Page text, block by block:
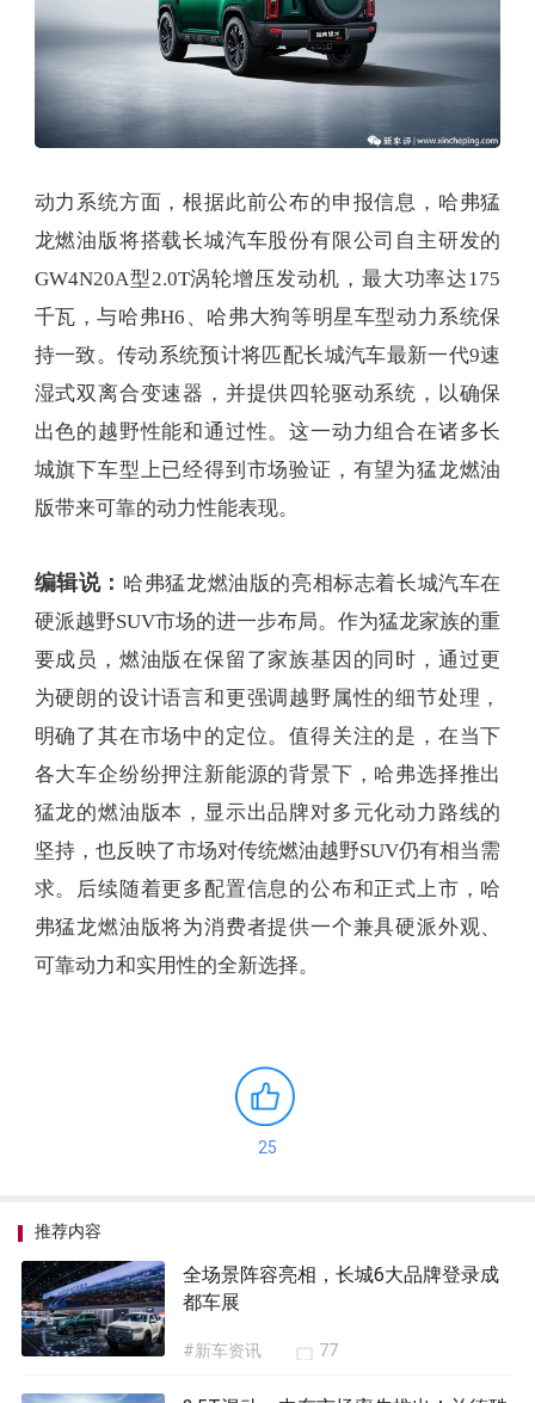
动力系统方面，根据此前公布的申报信息，哈弗猛
龙燃油版将搭载长城汽车股份有限公司自主研发的
GW4N20A型2.0T涡轮增压发动机，最大功率达175
千瓦，与哈弗H6、哈弗大狗等明星车型动力系统保
持一致。传动系统预计将匹配长城汽车最新一代9速
湿式双离合变速器，并提供四轮驱动系统，以确保
出色的越野性能和通过性。这一动力组合在诸多长
城旗下车型上已经得到市场验证，有望为猛龙燃油
版带来可靠的动力性能表现。
编辑说： 哈弗猛龙燃油版的亮相标志着长城汽车在
硬派越野SUV市场的进一步布局。作为猛龙家族的重
要成员，燃油版在保留了家族基因的同时，通过更
为硬朗的设计语言和更强调越野属性的细节处理，
明确了其在市场中的定位。值得关注的是，在当下
各大车企纷纷押注新能源的背景下，哈弗选择推出
猛龙的燃油版本，显示出品牌对多元化动力路线的
坚持，也反映了市场对传统燃油越野SUV仍有相当需
求。后续随着更多配置信息的公布和正式上市，哈
弗猛龙燃油版将为消费者提供一个兼具硬派外观、
可靠动力和实用性的全新选择。
25
推荐内容
全场景阵容亮相，长城6大品牌登录成
都车展
#新车资讯 77